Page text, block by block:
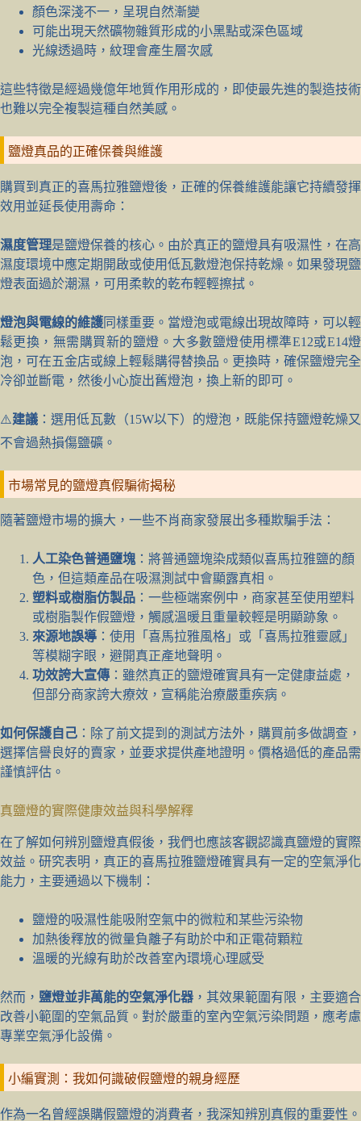
顏色深淺不一，呈現自然漸變
可能出現天然礦物雜質形成的小黑點或深色區域
光線透過時，紋理會產生層次感
這些特徵是經過幾億年地質作用形成的，即使最先進的製造技術
也難以完全複製這種自然美感。
鹽燈真品的正確保養與維護
購買到真正的喜馬拉雅鹽燈後，正確的保養維護能讓它持續發揮
效用並延長使用壽命：
濕度管理是鹽燈保養的核心。由於真正的鹽燈具有吸濕性，在高
濕度環境中應定期開啟或使用低瓦數燈泡保持乾燥。如果發現鹽
燈表面過於潮濕，可用柔軟的乾布輕輕擦拭。
燈泡與電線的維護同樣重要。當燈泡或電線出現故障時，可以輕
鬆更換，無需購買新的鹽燈。大多數鹽燈使用標準E12或E14燈
泡，可在五金店或線上輕鬆購得替換品。更換時，確保鹽燈完全
冷卻並斷電，然後小心旋出舊燈泡，換上新的即可。
⚠️建議 ：選用低瓦數（15W以下）的燈泡，既能保持鹽燈乾燥又
不會過熱損傷鹽礦。
市場常見的鹽燈真假騙術揭秘
隨著鹽燈市場的擴大，一些不肖商家發展出多種欺騙手法：
人工染色普通鹽塊 ：將普通鹽塊染成類似喜馬拉雅鹽的顏
色，但這類產品在吸濕測試中會顯露真相。
塑料或樹脂仿製品 ：一些極端案例中，商家甚至使用塑料
或樹脂製作假鹽燈，觸感溫暖且重量較輕是明顯跡象。
來源地誤導 ：使用「喜馬拉雅風格」或「喜馬拉雅靈感」
等模糊字眼，避開真正產地聲明。
功效誇大宣傳 ：雖然真正的鹽燈確實具有一定健康益處，
但部分商家誇大療效，宣稱能治療嚴重疾病。
如何保護自己 ：除了前文提到的測試方法外，購買前多做調查，
選擇信譽良好的賣家，並要求提供產地證明。價格過低的產品需
謹慎評估。
真鹽燈的實際健康效益與科學解釋
在了解如何辨別鹽燈真假後，我們也應該客觀認識真鹽燈的實際
效益。研究表明，真正的喜馬拉雅鹽燈確實具有一定的空氣淨化
能力，主要通過以下機制：
鹽燈的吸濕性能吸附空氣中的微粒和某些污染物
加熱後釋放的微量負離子有助於中和正電荷顆粒
溫暖的光線有助於改善室內環境心理感受
然而， 鹽燈並非萬能的空氣淨化器 ，其效果範圍有限，主要適合
改善小範圍的空氣品質。對於嚴重的室內空氣污染問題，應考慮
專業空氣淨化設備。
小編實測：我如何識破假鹽燈的親身經歷
作為一名曾經誤購假鹽燈的消費者，我深知辨別真假的重要性。